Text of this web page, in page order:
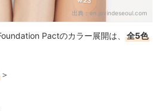
出典： en.javindeseoul.com
Pactのカラー展開は、
全5色
＞